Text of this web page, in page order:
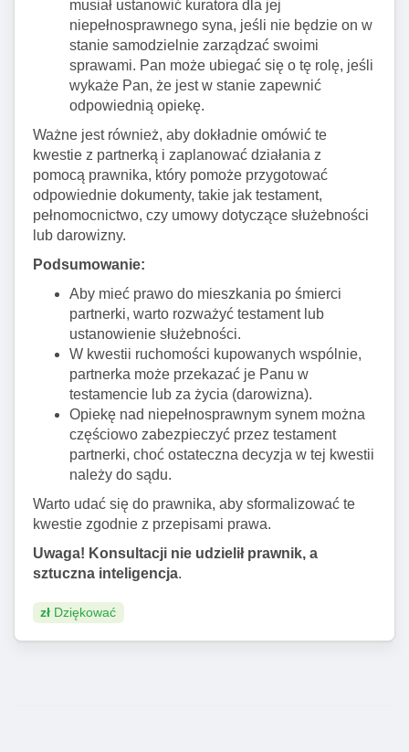
musiał ustanowić kuratora dla jej
niepełnosprawnego syna, jeśli nie będzie on w
stanie samodzielnie zarządzać swoimi
sprawami. Pan może ubiegać się o tę rolę, jeśli
wykaże Pan, że jest w stanie zapewnić
odpowiednią opiekę.
Ważne jest również, aby dokładnie omówić te
kwestie z partnerką i zaplanować działania z
pomocą prawnika, który pomoże przygotować
odpowiednie dokumenty, takie jak testament,
pełnomocnictwo, czy umowy dotyczące służebności
lub darowizny.
Podsumowanie:
Aby mieć prawo do mieszkania po śmierci
partnerki, warto rozważyć testament lub
ustanowienie służebności.
W kwestii ruchomości kupowanych wspólnie,
partnerka może przekazać je Panu w
testamencie lub za życia (darowizna).
Opiekę nad niepełnosprawnym synem można
częściowo zabezpieczyć przez testament
partnerki, choć ostateczna decyzja w tej kwestii
należy do sądu.
Warto udać się do prawnika, aby sformalizować te
kwestie zgodnie z przepisami prawa.
Uwaga! Konsultacji nie udzielił prawnik, a
sztuczna inteligencja.
zł Dziękować